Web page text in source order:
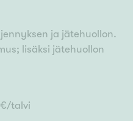
ja jätehuollon.
lisäksi jätehuollon
talvi